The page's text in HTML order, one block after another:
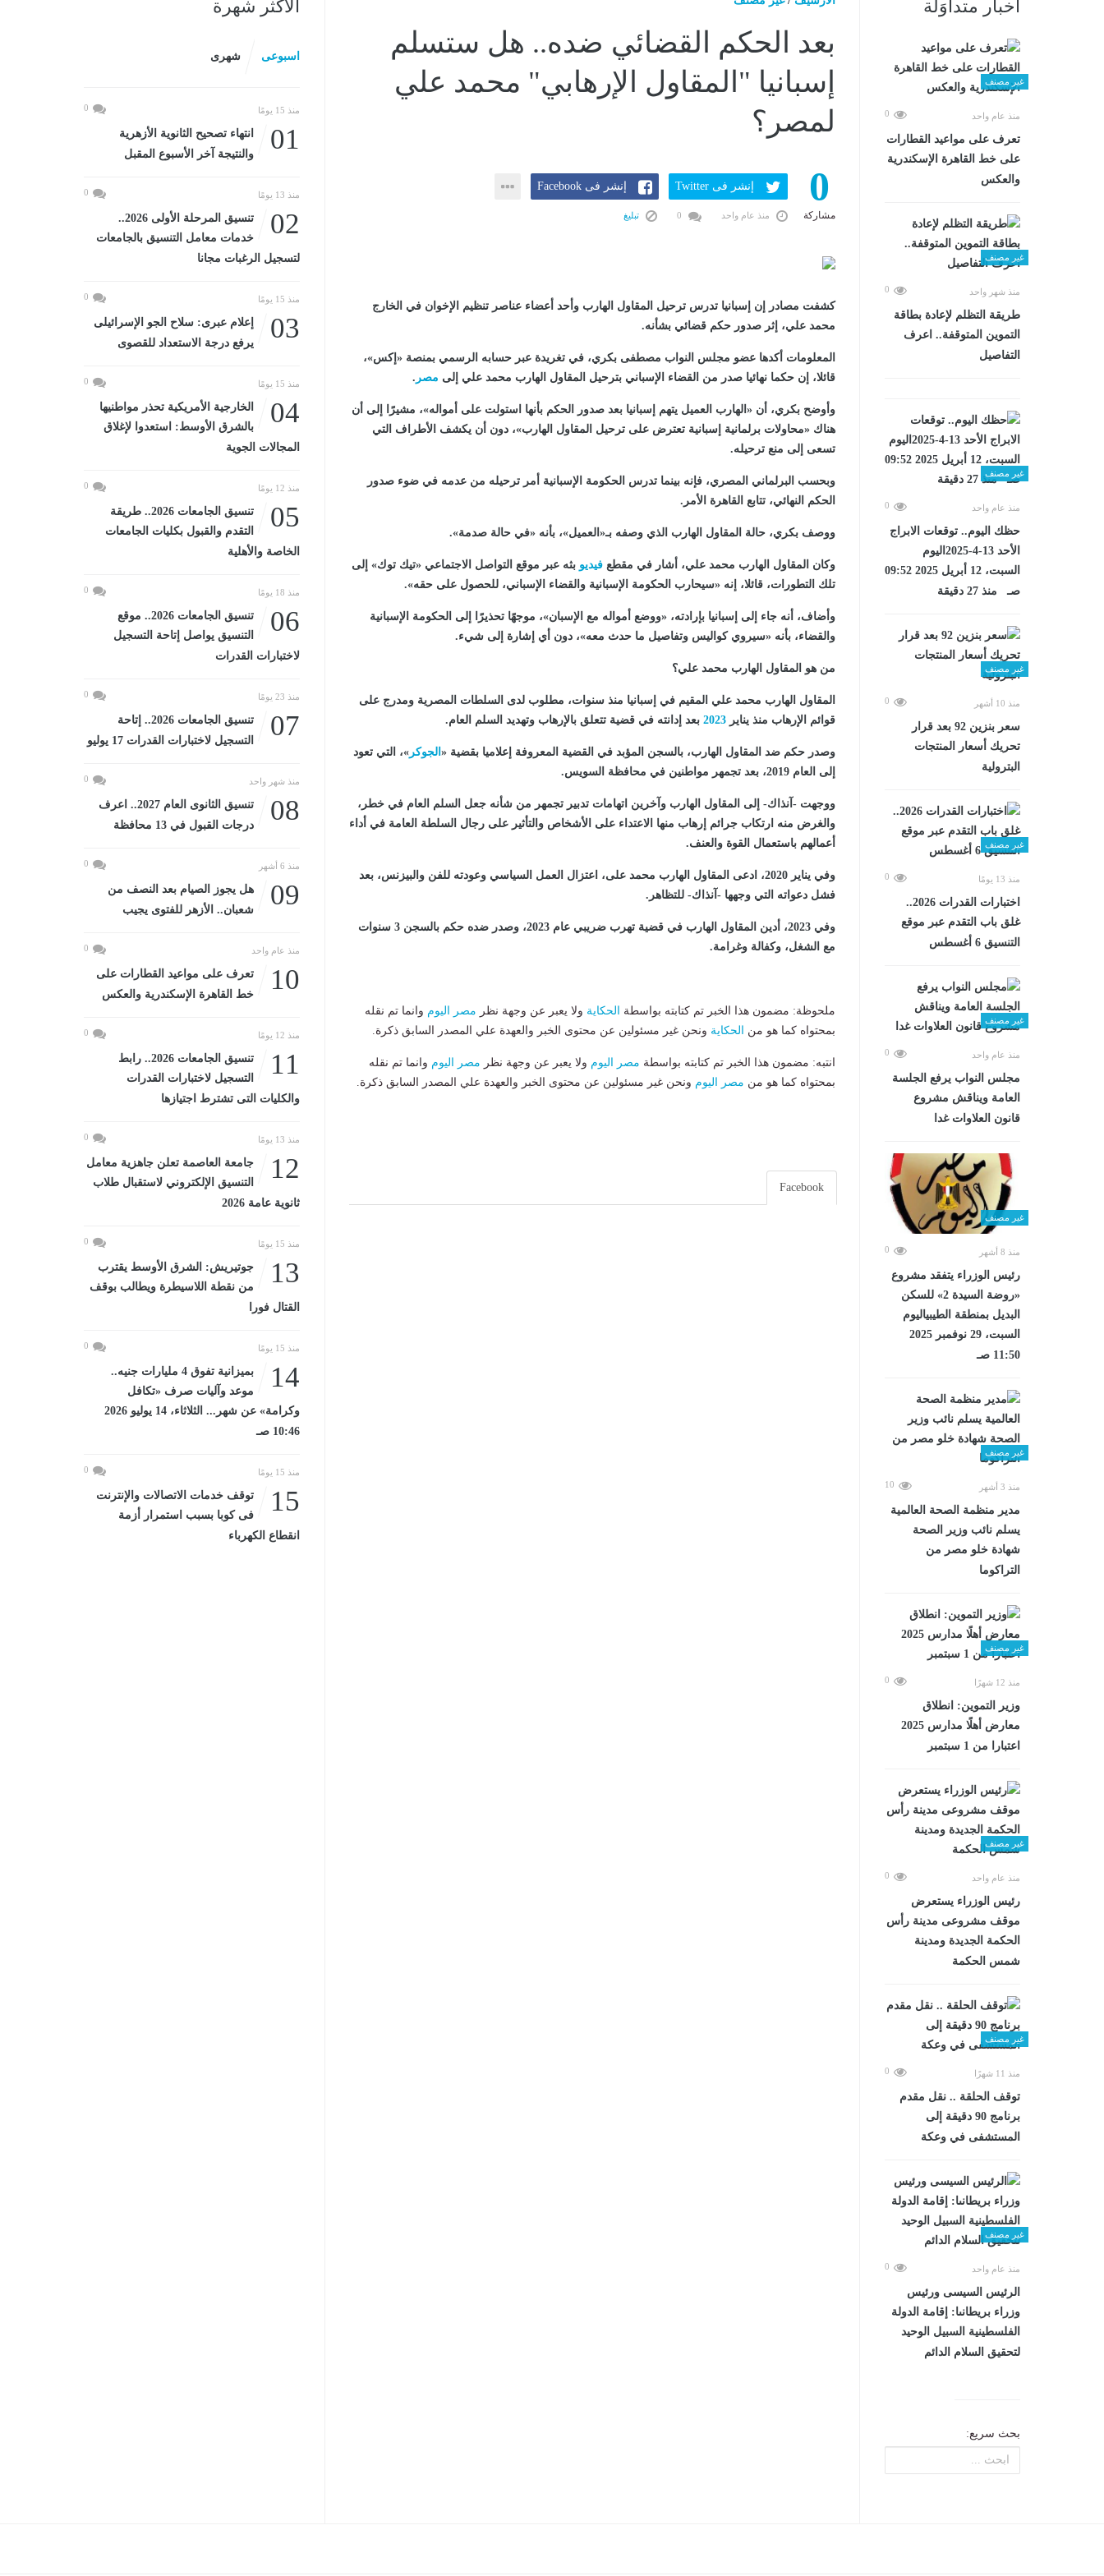
أخبار متداوَلة
غير مصنف
منذ عام واحد 0
تعرف على مواعيد القطارات
على خط القاهرة الإسكندرية
والعكس
غير مصنف
منذ شهر واحد 0
طريقة التظلم لإعادة بطاقة
التموين المتوقفة.. اعرف
التفاصيل
غير مصنف
منذ عام واحد 0
حظك اليوم.. توقعات الابراج
الأحد 13-4-2025اليوم
السبت، 12 أبريل 2025 09:52
صـ منذ 27 دقيقة
غير مصنف
منذ 10 أشهر 0
سعر بنزين 92 بعد قرار
تحريك أسعار المنتجات
البترولية
غير مصنف
منذ 13 يومًا 0
اختبارات القدرات 2026..
غلق باب التقدم عبر موقع
التنسيق 6 أغسطس
غير مصنف
منذ عام واحد 0
مجلس النواب يرفع الجلسة
العامة ويناقش مشروع
قانون العلاوات غدا
غير مصنف
منذ 8 أشهر 0
رئيس الوزراء يتفقد مشروع
«روضة السيدة 2» للسكن
البديل بمنطقة الطيبياليوم
السبت، 29 نوفمبر 2025
11:50 صـ
غير مصنف
منذ 3 أشهر 10
مدير منظمة الصحة العالمية
يسلم نائب وزير الصحة
شهادة خلو مصر من
التراكوما
غير مصنف
منذ 12 شهرًا 0
وزير التموين: انطلاق
معارض أهلًا مدارس 2025
اعتبارا من 1 سبتمبر
غير مصنف
منذ عام واحد 0
رئيس الوزراء يستعرض
موقف مشروعى مدينة رأس
الحكمة الجديدة ومدينة
شمس الحكمة
غير مصنف
منذ 11 شهرًا 0
توقف الحلقة .. نقل مقدم
برنامج 90 دقيقة إلى
المستشفى في وعكة
غير مصنف
منذ عام واحد 0
الرئيس السيسى ورئيس
وزراء بريطانىا: إقامة الدولة
الفلسطينية السبيل الوحيد
لتحقيق السلام الدائم
بحث سريع:
بعد الحكم القضائي ضده.. هل ستسلم
إسبانيا "المقاول الإرهابي" محمد علي
لمصر؟
0
مشاركة
إنشر فى Twitter إنشر فى Facebook
منذ عام واحد تبليغ
كشفت مصادر إن إسبانيا تدرس ترحيل المقاول الهارب وأحد أعضاء عناصر تنظيم الإخوان في الخارج
محمد علي، إثر صدور حكم قضائي بشأنه.
المعلومات أكدها عضو مجلس النواب مصطفى بكري، في تغريدة عبر حسابه الرسمي بمنصة «إكس»،
قائلا، إن حكما نهائيا صدر من القضاء الإسباني بترحيل المقاول الهارب محمد علي إلى مصر .
وأوضح بكري، أن «الهارب العميل يتهم إسبانيا بعد صدور الحكم بأنها استولت على أمواله»، مشيرًا إلى أن
هناك «محاولات برلمانية إسبانية تعترض على ترحيل المقاول الهارب»، دون أن يكشف الأطراف التي
تسعى إلى منع ترحيله.
وبحسب البرلماني المصري، فإنه بينما تدرس الحكومة الإسبانية أمر ترحيله من عدمه في ضوء صدور
الحكم النهائي، تتابع القاهرة الأمر.
ووصف بكري، حالة المقاول الهارب الذي وصفه بـ«العميل»، بأنه «في حالة صدمة».
وكان المقاول الهارب محمد علي، أشار في مقطع فيديو بثه عبر موقع التواصل الاجتماعي «تيك توك» إلى
تلك التطورات، قائلا، إنه «سيحارب الحكومة الإسبانية والقضاء الإسباني، للحصول على حقه».
وأضاف، أنه جاء إلى إسبانيا بإرادته، «ووضع أمواله مع الإسبان»، موجهًا تحذيرًا إلى الحكومة الإسبانية
والقضاء، بأنه «سيروي كواليس وتفاصيل ما حدث معه»، دون أي إشارة إلى شيء.
من هو المقاول الهارب محمد علي؟
المقاول الهارب محمد علي المقيم في إسبانيا منذ سنوات، مطلوب لدى السلطات المصرية ومدرج على
قوائم الإرهاب منذ يناير 2023 بعد إدانته في قضية تتعلق بالإرهاب وتهديد السلم العام.
وصدر حكم ضد المقاول الهارب، بالسجن المؤبد في القضية المعروفة إعلاميا بقضية « الجوكر »، التي تعود
إلى العام 2019، بعد تجمهر مواطنين في محافظة السويس.
ووجهت -آنذاك- إلى المقاول الهارب وآخرين اتهامات تدبير تجمهر من شأنه جعل السلم العام في خطر،
والغرض منه ارتكاب جرائم إرهاب منها الاعتداء على الأشخاص والتأثير على رجال السلطة العامة في أداء
أعمالهم باستعمال القوة والعنف.
وفي يناير 2020، ادعى المقاول الهارب محمد على، اعتزال العمل السياسي وعودته للفن والبيزنس، بعد
فشل دعواته التي وجهها -آنذاك- للتظاهر.
وفي 2023، أدين المقاول الهارب في قضية تهرب ضريبي عام 2023، وصدر ضده حكم بالسجن 3 سنوات
مع الشغل، وكفالة وغرامة.
ملحوظة: مضمون هذا الخبر تم كتابته بواسطة الحكاية ولا يعبر عن وجهة نظر مصر اليوم وانما تم نقله
بمحتواه كما هو من
الحكاية ونحن غير مسئولين عن محتوى الخبر والعهدة علي المصدر السابق ذكرة.
انتبه: مضمون هذا الخبر تم كتابته بواسطة مصر اليوم ولا يعبر عن وجهة نظر مصر اليوم وانما تم نقله
بمحتواه كما هو من مصر اليوم ونحن غير مسئولين عن محتوى الخبر والعهدة علي المصدر السابق ذكرة.
Facebook
الأكثر شهرة
اسبوعى شهرى
منذ 15 يومًا 0
01
انتهاء تصحيح الثانوية الأزهرية
والنتيجة آخر الأسبوع المقبل
منذ 13 يومًا 0
02
تنسيق المرحلة الأولى 2026..
خدمات معامل التنسيق بالجامعات
لتسجيل الرغبات مجانا
منذ 15 يومًا 0
03
إعلام عبرى: سلاح الجو الإسرائيلى
يرفع درجة الاستعداد للقصوى
منذ 15 يومًا 0
04
الخارجية الأمريكية تحذر مواطنيها
بالشرق الأوسط: استعدوا لإغلاق
المجالات الجوية
منذ 12 يومًا 0
05
تنسيق الجامعات 2026.. طريقة
التقدم والقبول بكليات الجامعات
الخاصة والأهلية
منذ 18 يومًا 0
06
تنسيق الجامعات 2026.. موقع
التنسيق يواصل إتاحة التسجيل
لاختبارات القدرات
منذ 23 يومًا 0
07
تنسيق الجامعات 2026.. إتاحة
التسجيل لاختبارات القدرات 17 يوليو
منذ شهر واحد 0
08
تنسيق الثانوى العام 2027.. اعرف
درجات القبول في 13 محافظة
منذ 6 أشهر 0
09
هل يجوز الصيام بعد النصف من
شعبان.. الأزهر للفتوى يجيب
منذ عام واحد 0
10
تعرف على مواعيد القطارات على
خط القاهرة الإسكندرية والعكس
منذ 12 يومًا 0
11
تنسيق الجامعات 2026.. رابط
التسجيل لاختبارات القدرات
والكليات التى تشترط اجتيازها
منذ 13 يومًا 0
12
جامعة العاصمة تعلن جاهزية معامل
التنسيق الإلكتروني لاستقبال طلاب
ثانوية عامة 2026
منذ 15 يومًا 0
13
جوتيريش: الشرق الأوسط يقترب
من نقطة اللاسيطرة ويطالب بوقف
القتال فورا
منذ 15 يومًا 0
14
بميزانية تفوق 4 مليارات جنيه..
موعد وآليات صرف «تكافل
وكرامة» عن شهر... الثلاثاء، 14 يوليو 2026
10:46 صـ
منذ 15 يومًا 0
15
توقف خدمات الاتصالات والإنترنت
فى كوبا بسبب استمرار أزمة
انقطاع الكهرباء